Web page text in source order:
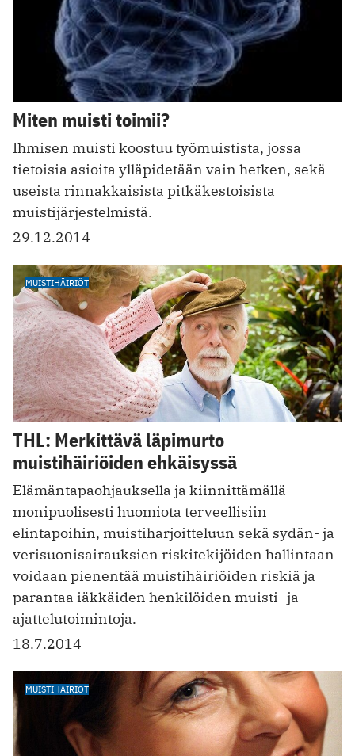
Miten muisti toimii?
Ihmisen muisti koostuu työmuistista, jossa
tietoisia asioita ylläpidetään vain hetken, sekä
useista rinnakkaisista pitkäkestoisista
muistijärjestelmistä.
29.12.2014
MUISTIHÄIRIÖT
THL: Merkittävä läpimurto
muistihäiriöiden ehkäisyssä
Elämäntapaohjauksella ja kiinnittämällä
monipuolisesti huomiota terveellisiin
elintapoihin, muistiharjoitteluun sekä sydän- ja
verisuonisairauksien riskitekijöiden hallintaan
voidaan pienentää muistihäiriöiden riskiä ja
parantaa iäkkäiden henkilöiden muisti- ja
ajattelutoimintoja.
18.7.2014
MUISTIHÄIRIÖT